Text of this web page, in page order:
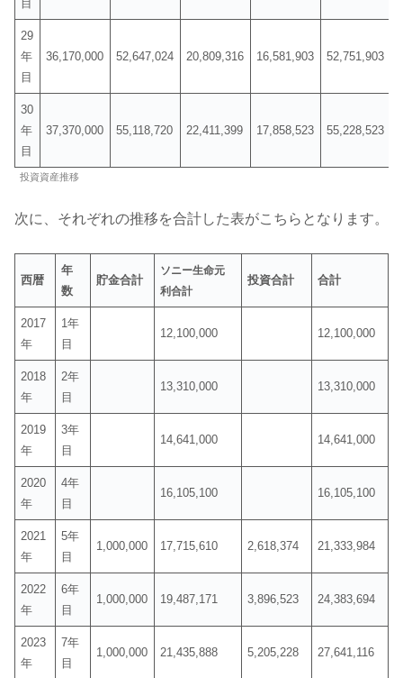
目
29
年
目
36,170,000 52,647,024 20,809,316 16,581,903 52,751,903
30
年
目
37,370,000 55,118,720 22,411,399 17,858,523 55,228,523
投資資産推移
次に、それぞれの推移を合計した表がこちらとなります。
西暦
年
数
貯金合計
ソニー生命元
利合計
投資合計 合計
2017
年
1年
目
12,100,000 12,100,000
2018
年
2年
目
13,310,000 13,310,000
2019
年
3年
目
14,641,000 14,641,000
2020
年
4年
目
16,105,100 16,105,100
2021
年
5年
目
1,000,000 17,715,610 2,618,374 21,333,984
2022
年
6年
目
1,000,000 19,487,171 3,896,523 24,383,694
2023
年
7年
目
1,000,000 21,435,888 5,205,228 27,641,116